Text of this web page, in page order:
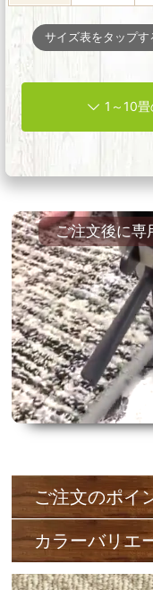
サイズ表をタップす
1～10
ご注文後に専
ご注文のポイ
カラーバリエ